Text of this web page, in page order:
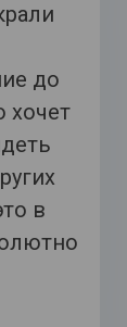
до
хочет
в